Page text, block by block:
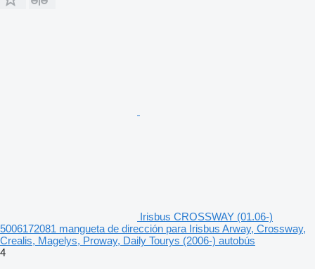
Irisbus CROSSWAY (01.06-)
5006172081 mangueta de dirección para Irisbus Arway, Crossway,
Crealis, Magelys, Proway, Daily Tourys (2006-) autobús
4